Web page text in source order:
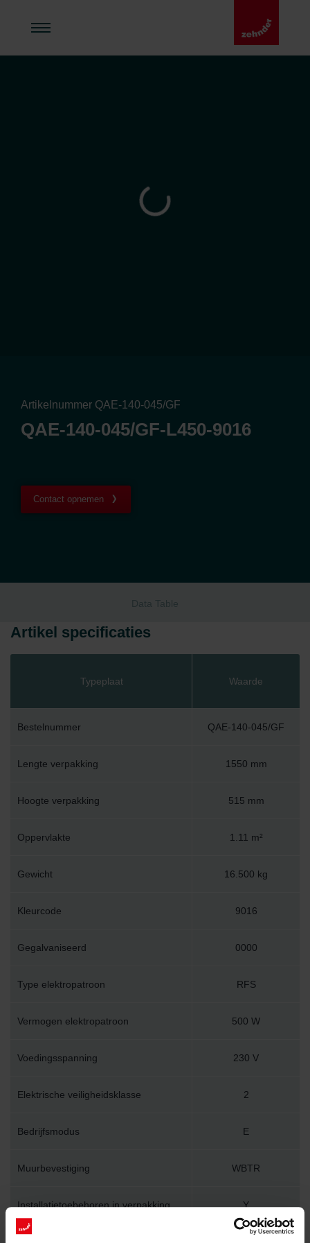
Artikelnummer QAE-140-045/GF
QAE-140-045/GF-L450-9016
Contact opnemen
Data Table
Artikel specificaties
Typeplaat Waarde
Bestelnummer QAE-140-045/GF
Lengte verpakking 1550 mm
Hoogte verpakking 515 mm
Oppervlakte 1.11 m²
Gewicht 16.500 kg
Kleurcode 9016
Gegalvaniseerd 0000
Type elektropatroon RFS
Vermogen elektropatroon 500 W
Voedingsspanning 230 V
Elektrische veiligheidsklasse 2
Bedrijfsmodus E
Muurbevestiging WBTR
Installatietoebehoren in verpakking Y